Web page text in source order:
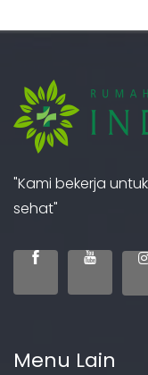
"Kami bekerja
sehat"
Menu Lain